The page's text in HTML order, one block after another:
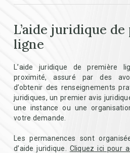
L’aide juridique
ligne
L’aide juridique de première
proximité, assuré par des
d’obtenir des renseignements
juridiques, un premier avis
une instance ou une
votre demande.
Les permanences sont
d’aide juridique. Cliquez ici pour